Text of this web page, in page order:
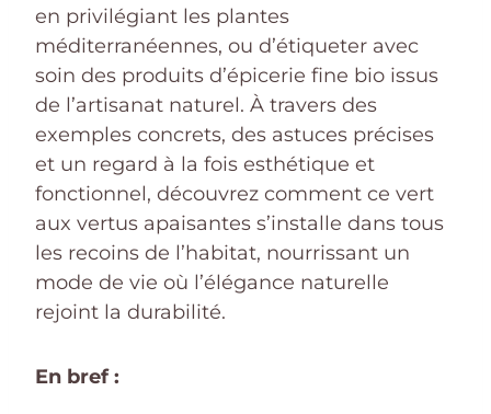
en privilégiant les plantes
méditerranéennes, ou d’étiqueter avec
soin des produits d’épicerie fine bio issus
de l’artisanat naturel. À travers des
exemples concrets, des astuces précises
et un regard à la fois esthétique et
fonctionnel, découvrez comment ce vert
aux vertus apaisantes s’installe dans tous
les recoins de l’habitat, nourrissant un
mode de vie où l’élégance naturelle
rejoint la durabilité.
En bref :